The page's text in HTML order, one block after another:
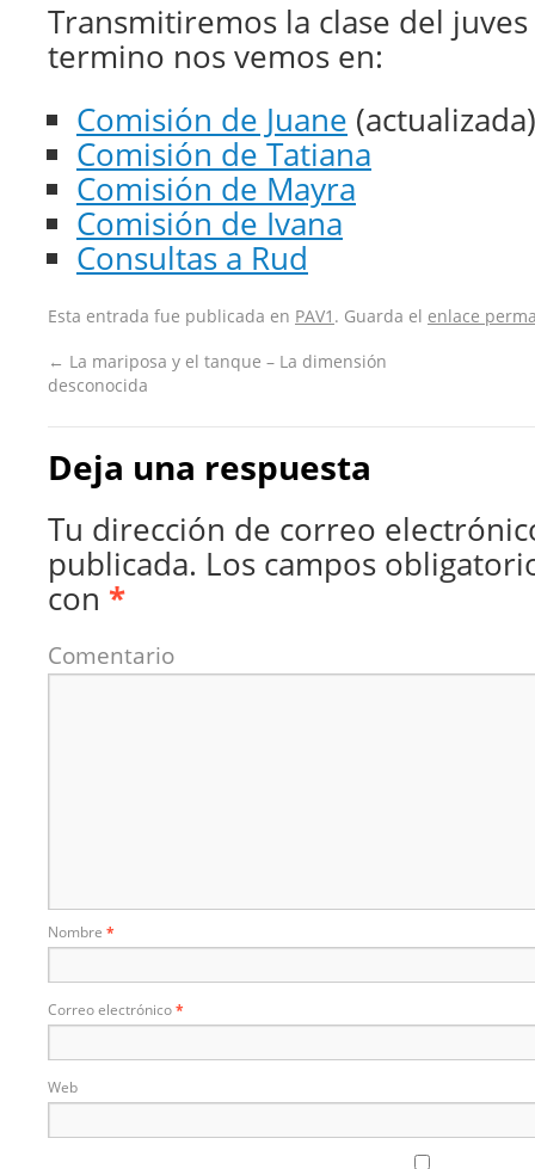
Transmitiremos la clase del juves
termino nos vemos en:
Comisión de Juane (actualizada)
Comisión de Tatiana
Comisión de Mayra
Comisión de Ivana
Consultas a Rud
Esta entrada fue publicada en PAV1 . Guarda el enlace
← La mariposa y el tanque – La dimensión
desconocida
Deja una respuesta
Tu dirección de correo
publicada. Los campos
con *
Comentario
Nombre *
Correo electrónico*
Web